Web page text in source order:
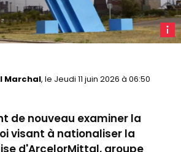
Marchal, le Jeudi 11 juin 2026 à 06:50
de nouveau examiner la
visant à nationaliser la
d'ArcelorMittal, groupe